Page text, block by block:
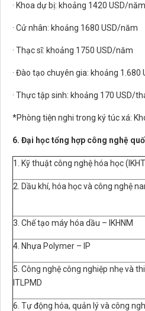
· Khoa dự bị: khoảng 1420 USD/năm
· Cử nhân: khoảng 1680 USD/năm
· Thạc sĩ: khoảng 1750 USD/năm
· Đào tạo chuyên gia: khoảng 1.680
· Thực tập sinh: khoảng 170 USD/
*Phòng tiện nghi trong ký túc xá:
6. Đại học tổng hợp công nghệ
1. Kỹ thuật công nghệ hóa học
2. Dầu khí, hóa học và công nghệ
3. Chế tạo máy hóa dầu – IKHNM
4. Nhựa Polymer – IP
5. Công nghệ công nghiệp nhẹ và
ITLPMD
6. Tự động hóa, quản lý và công